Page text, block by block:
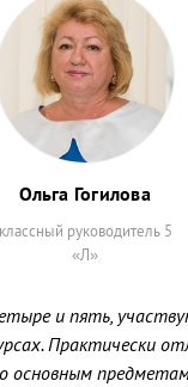
Ольга Гогилова
классный руководитель 5
«Л»
и пять,
Практически
основным